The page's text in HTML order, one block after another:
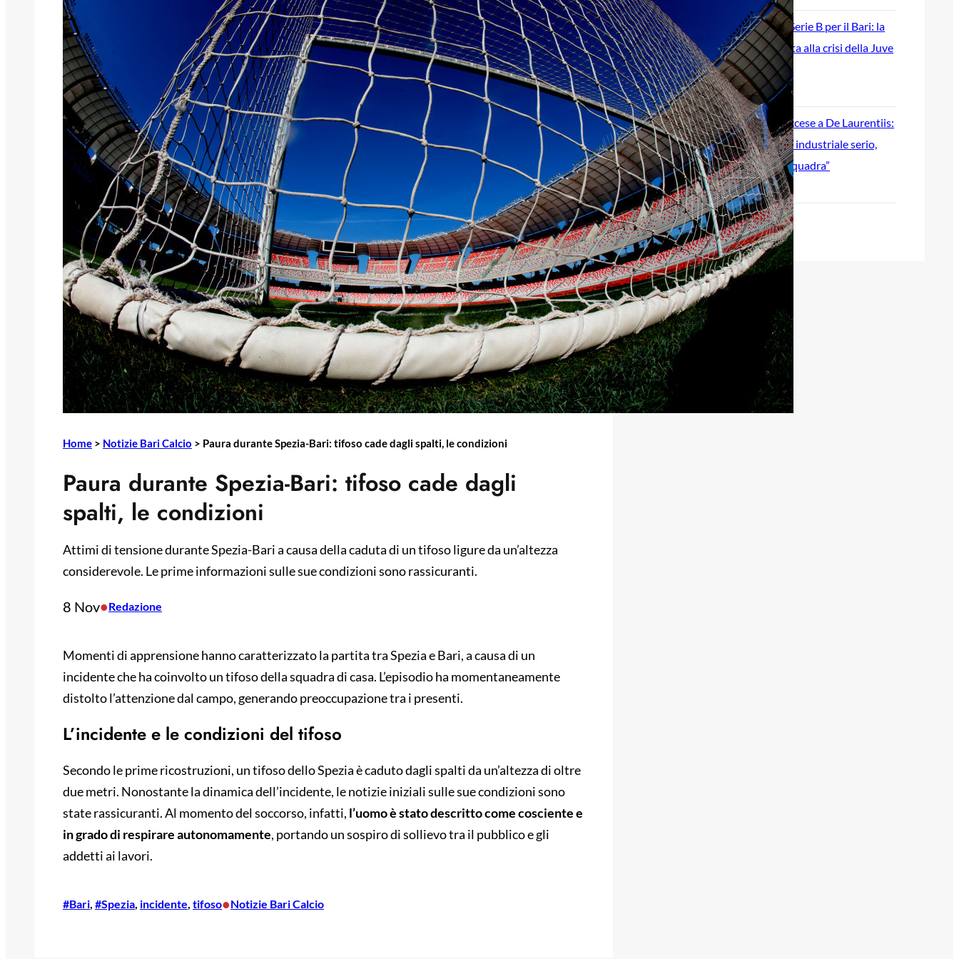
Home > Notizie Bari Calcio > Paura durante Spezia-Bari: tifoso cade dagli spalti, le condizioni
Paura durante Spezia-Bari: tifoso cade dagli
spalti, le condizioni
Attimi di tensione durante Spezia-Bari a causa della caduta di un tifoso ligure da un’altezza
considerevole. Le prime informazioni sulle sue condizioni sono rassicuranti.
8 Nov•Redazione
Momenti di apprensione hanno caratterizzato la partita tra Spezia e Bari, a causa di un
incidente che ha coinvolto un tifoso della squadra di casa. L’episodio ha momentaneamente
distolto l’attenzione dal campo, generando preoccupazione tra i presenti.
L’incidente e le condizioni del tifoso
Secondo le prime ricostruzioni, un tifoso dello Spezia è caduto dagli spalti da un’altezza di oltre
due metri. Nonostante la dinamica dell’incidente, le notizie iniziali sulle sue condizioni sono
state rassicuranti. Al momento del soccorso, infatti, l’uomo è stato descritto come cosciente e
in grado di respirare autonomamente, portando un sospiro di sollievo tra il pubblico e gli
addetti ai lavori.
#Bari, #Spezia, incidente, tifoso•Notizie Bari Calcio
Ripescaggio in Serie B per il Bari: la
speranza è legata alla crisi della Juve
Stabia
28 Maggio 2026
Futuro Bari, Leccese a De Laurentiis:
“Serve un piano industriale serio,
non siamo una seconda squadra”
27 Maggio 2026